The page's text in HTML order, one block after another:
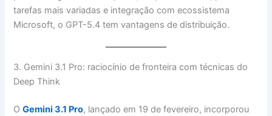
tarefas mais variadas e integração com ecossistema
Microsoft, o GPT-5.4 tem vantagens de distribuição.
3. Gemini 3.1 Pro: raciocínio de fronteira com técnicas do
Deep Think
OGemini 3.1 Pro, lançado em 19 de fevereiro, incorporou